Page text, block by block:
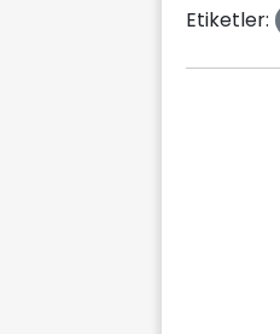
Etiketler: